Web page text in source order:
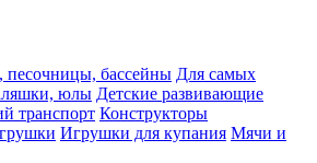
песочницы, бассейны Для самых
юлы Детские развивающие
транспорт Конструкторы
Игрушки для купания Мячи и